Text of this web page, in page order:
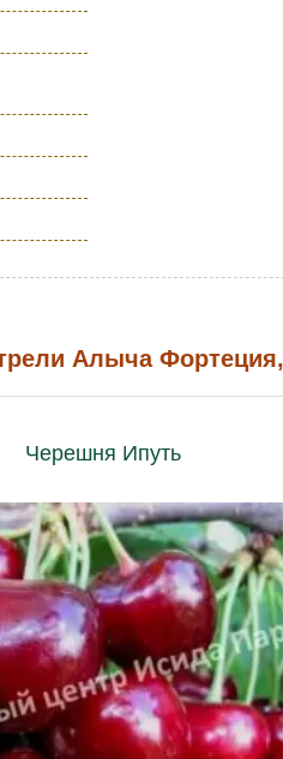
Алыча
Черешня Ипуть